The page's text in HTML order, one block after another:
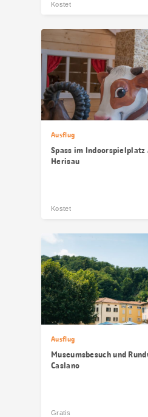
Kostet
Ausflug
Spass im
Herisau
Kostet
Ausflug
Museumsbesuch und
Caslano
Gratis